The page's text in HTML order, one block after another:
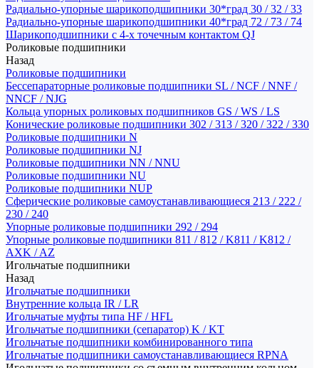
Радиально-упорные шарикоподшипники 30*град 30 / 32 / 33
Радиально-упорные шарикоподшипники 40*град 72 / 73 / 74
Шарикоподшипники с 4-х точечным контактом QJ
Роликовые подшипники
Назад
Роликовые подшипники
Бессепараторные роликовые подшипники SL / NCF / NNF /
NNCF / NJG
Кольца упорных роликовых подшипников GS / WS / LS
Конические роликовые подшипники 302 / 313 / 320 / 322 / 330
Роликовые подшипники N
Роликовые подшипники NJ
Роликовые подшипники NN / NNU
Роликовые подшипники NU
Роликовые подшипники NUP
Сферические роликовые самоустанавливающиеся 213 / 222 /
230 / 240
Упорные роликовые подшипники 292 / 294
Упорные роликовые подшипники 811 / 812 / K811 / K812 /
AXK / AZ
Игольчатые подшипники
Назад
Игольчатые подшипники
Внутренние кольца IR / LR
Игольчатые муфты типа HF / HFL
Игольчатые подшипники (сепаратор) K / KT
Игольчатые подшипники комбинированного типа
Игольчатые подшипники самоустанавливающиеся RPNA